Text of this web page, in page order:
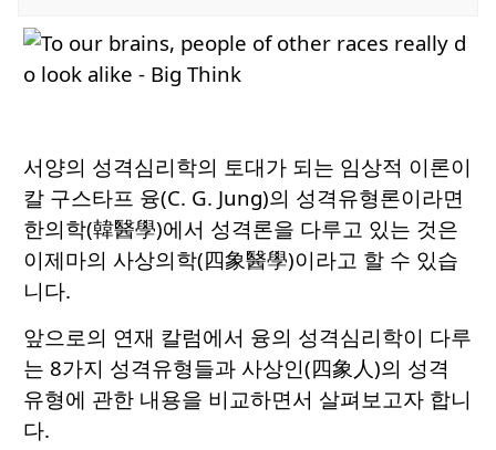
서양의 성격심리학의 토대가 되는 임상적 이론이
칼 구스타프 융(C. G. Jung)의 성격유형론이라면
한의학(韓醫學)에서 성격론을 다루고 있는 것은
이제마의 사상의학(四象醫學)이라고 할 수 있습
니다.
앞으로의 연재 칼럼에서 융의 성격심리학이 다루
는 8가지 성격유형들과 사상인(四象人)의 성격
유형에 관한 내용을 비교하면서 살펴보고자 합니
다.